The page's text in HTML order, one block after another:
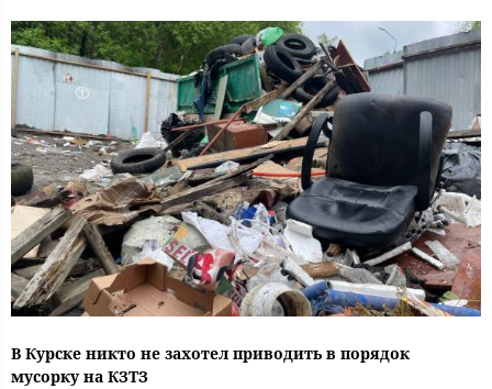
В Курске никто не захотел приводить в порядок
мусорку на КЗТЗ